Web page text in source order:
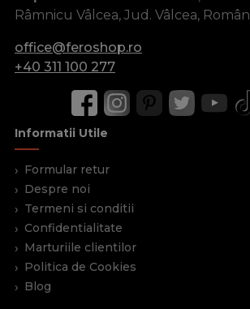
Râmnicu Vâlcea, Jud. Vâlcea,
office@feroshop.ro
+40 311 100 277
Informatii Utile
Formular retur
Despre noi
Termeni si conditii
Confidentialitate
Marturiile clientilor
Politica de Cookies
Blog